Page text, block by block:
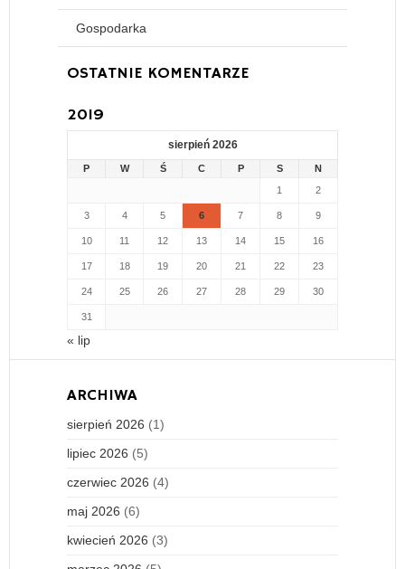
Gospodarka
OSTATNIE KOMENTARZE
2019
sierpień 2026
P W Ś C P S
N
1
2
3 4 5 6 7 8 9
10 11 12 13 14 15 16
17 18 19 20 21 22 23
24 25 26 27 28 29 30
31
« lip
ARCHIWA
sierpień 2026 (1)
lipiec 2026 (5)
czerwiec 2026 (4)
maj 2026 (6)
kwiecień 2026 (3)